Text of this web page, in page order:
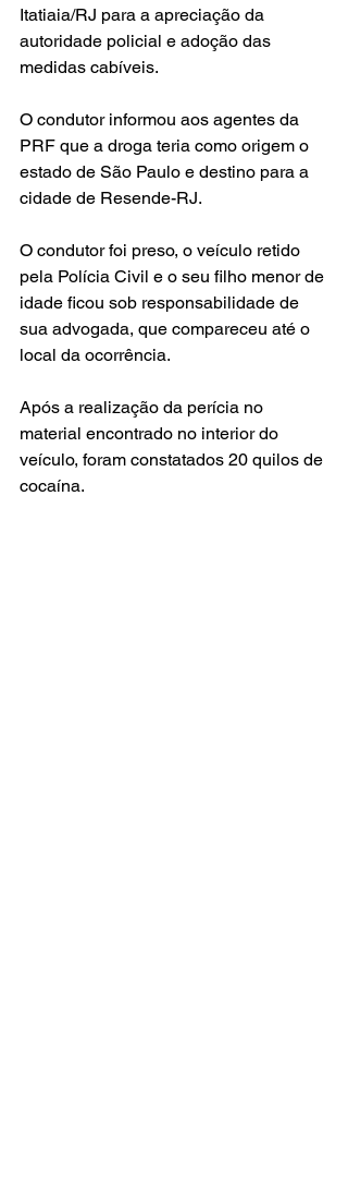
Itatiaia/RJ para a apreciação da
autoridade policial e adoção das
medidas cabíveis.
O condutor informou aos agentes da
PRF que a droga teria como origem o
estado de São Paulo e destino para a
cidade de Resende-RJ.
O condutor foi preso, o veículo retido
pela Polícia Civil e o seu filho menor de
idade ficou sob responsabilidade de
sua advogada, que compareceu até o
local da ocorrência.
Após a realização da perícia no
material encontrado no interior do
veículo, foram constatados 20 quilos de
cocaína.